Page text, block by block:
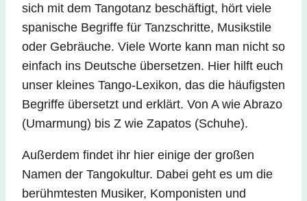
sich mit dem Tangotanz beschäftigt, hört viele
spanische Begriffe für Tanzschritte, Musikstile
oder Gebräuche. Viele Worte kann man nicht so
einfach ins Deutsche übersetzen. Hier hilft euch
unser kleines Tango-Lexikon, das die häufigsten
Begriffe übersetzt und erklärt. Von A wie Abrazo
(Umarmung) bis Z wie Zapatos (Schuhe).
Außerdem findet ihr hier einige der großen
Namen der Tangokultur. Dabei geht es um die
berühmtesten Musiker, Komponisten und